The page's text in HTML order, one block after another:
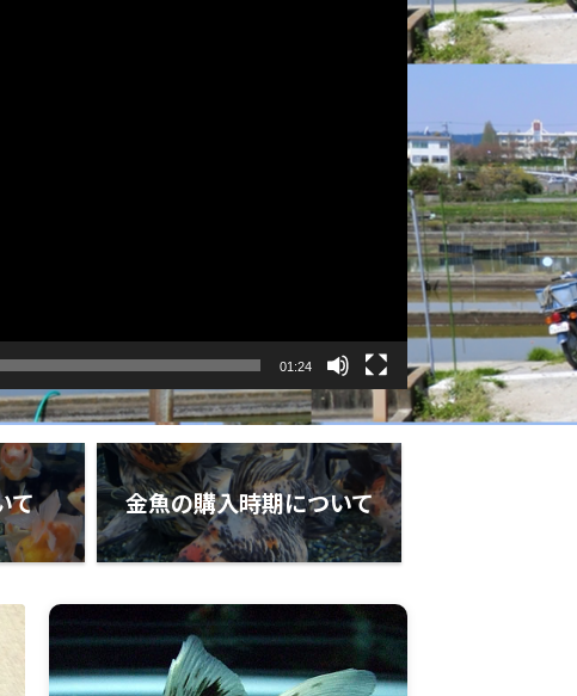
01:24
て 金魚の購入時期について